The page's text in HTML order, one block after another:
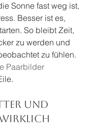
Sonne fast weg ist,
Besser ist es,
So bleibt Zeit,
zu werden und
zu fühlen.
Paarbilder
und
wirklich